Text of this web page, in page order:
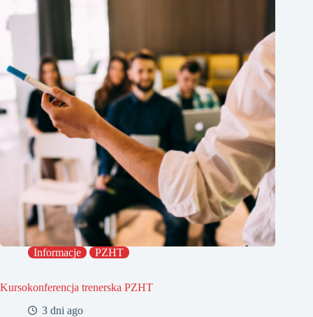
Informacje PZHT
Kursokonferencja trenerska PZHT
3 dni ago